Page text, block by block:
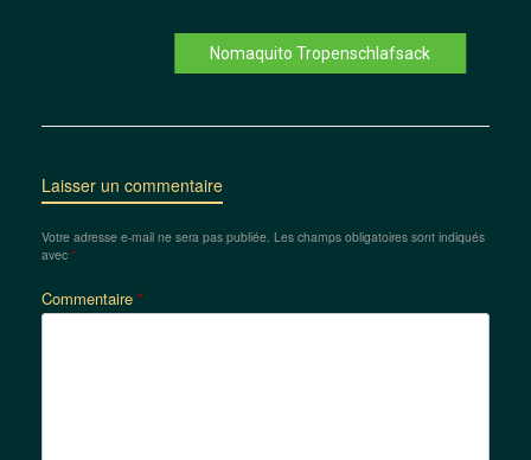
Nomaquito Tropenschlafsack
Laisser un commentaire
Votre adresse e-mail ne sera pas publiée. Les champs obligatoires sont indiqués
avec *
Commentaire *